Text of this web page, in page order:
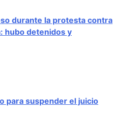
durante la protesta contra
hubo detenidos y
para suspender el juicio